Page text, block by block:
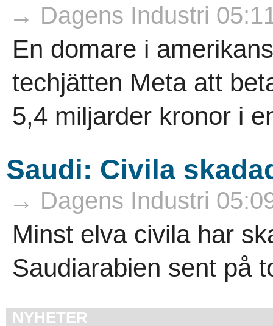
→ Dagens Industri
En domare i
techjätten Meta att
5,4 miljarder kronor i
Saudi: Civila
→ Dagens Industri
Minst elva civila har
Saudiarabien sent på
NYHETER